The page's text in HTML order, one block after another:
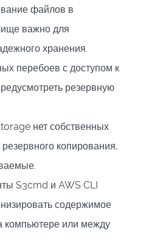
файлов в
важно для
хранения.
перебоев с доступом к
резервную
нет собственных
копирования,
S3cmd и AWS CLI
содержимое
компьютере или между